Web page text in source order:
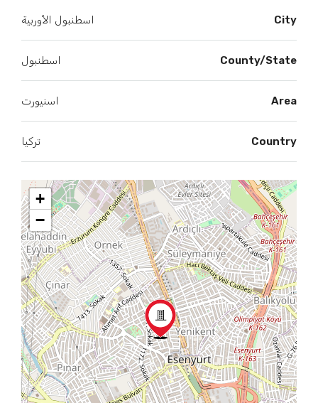
City اسطنبول الأوربية
County/State اسطنبول
Area اسنيورت
Country تركيا
+
−